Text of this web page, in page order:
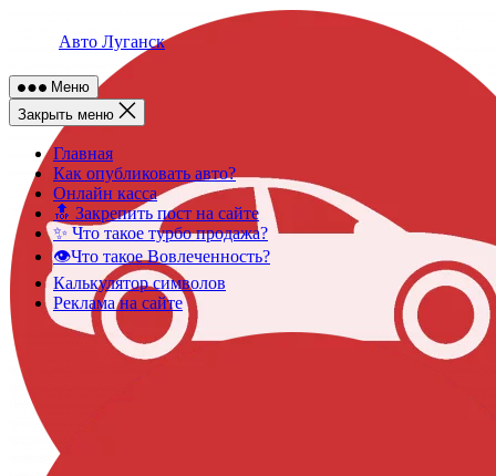
Авто Луганск
Меню
Закрыть меню
Главная
Как опубликовать авто?
Онлайн касса
🔝 Закрепить пост на сайте
✨ Что такое турбо продажа?
👁️Что такое Вовлеченность?
Калькулятор символов
Реклама на сайте